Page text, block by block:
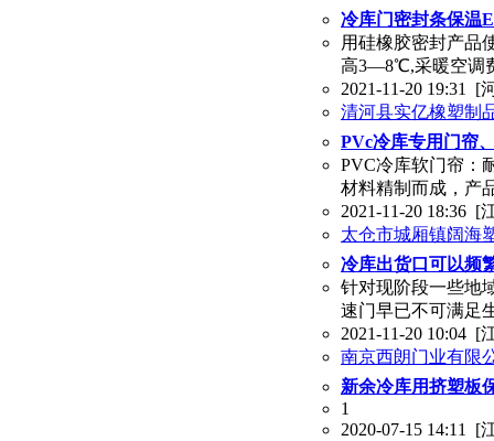
冷库门密封条保温
用硅橡胶密封产品
高3—8℃,采暖空调
2021-11-20 19:31 [
清河县实亿橡塑制
PVc冷库专用门帘
PVC冷库软门帘：
材料精制而成，产
2021-11-20 18:36 [
太仓市城厢镇阔海
冷库出货口可以频
针对现阶段一些地
速门早已不可满足
2021-11-20 10:04 [
南京西朗门业有限
新余冷库用挤塑板
1
2020-07-15 14:11 [